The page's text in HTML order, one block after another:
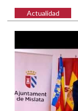
Actualidad